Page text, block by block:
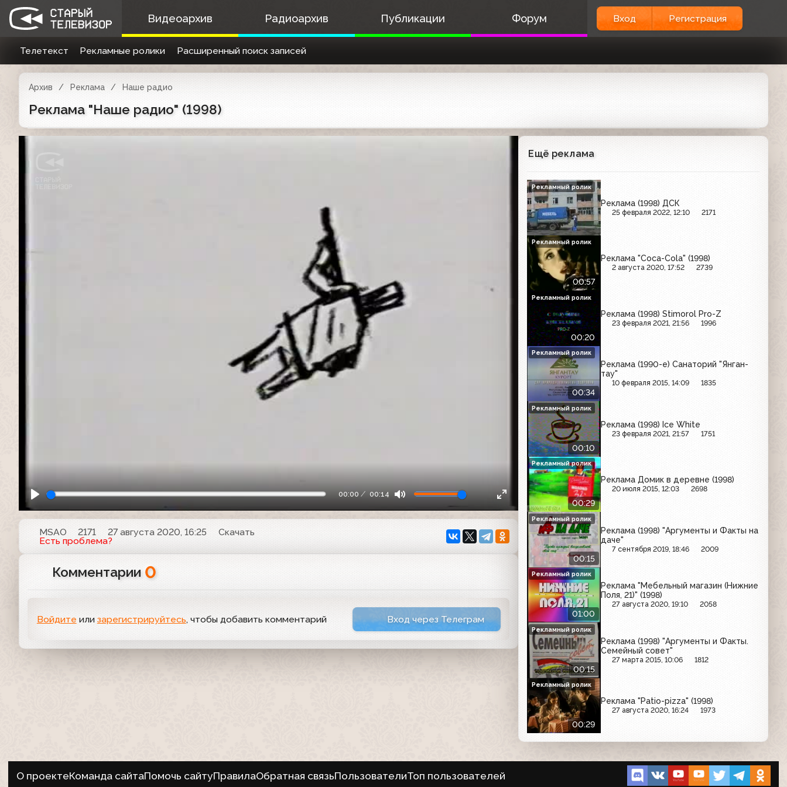
Видеоархив Радиоархив Публикации Форум Вход Регистрация
Телетекст Рекламные ролики Расширенный поиск записей
Архив Реклама Наше радио
Реклама "Наше радио" (1998)
00:00 00:14
MSAO 2171 27 августа 2020, 16:25 Скачать
Есть проблема?
Комментарии 0
Войдите или зарегистрируйтесь, чтобы добавить комментарий Вход через Телеграм
Ещё реклама
Реклама (1998) ДСК
25 февраля 2022, 12:10 2171
Рекламный ролик
00:57
Реклама "Coca-Cola" (1998)
2 августа 2020, 17:52 2739
Рекламный ролик
00:20
Реклама (1998) Stimorol Pro-Z
23 февраля 2021, 21:56 1996
Рекламный ролик
00:34
Реклама (1990-е) Санаторий "Янган-
тау"
10 февраля 2015, 14:09 1835
Рекламный ролик
00:10
Реклама (1998) Ice White
23 февраля 2021, 21:57 1751
Рекламный ролик
00:29
Реклама Домик в деревне (1998)
20 июля 2015, 12:03 2698
Рекламный ролик
00:15
Реклама (1998) "Аргументы и Факты на
даче"
7 сентября 2019, 18:46 2009
Рекламный ролик
01:00
Реклама "Мебельный магазин (Нижние
Поля, 21)" (1998)
27 августа 2020, 19:10 2058
Рекламный ролик
00:15
Реклама (1998) "Аргументы и Факты.
Семейный совет"
27 марта 2015, 10:06 1812
Рекламный ролик
00:29
Реклама "Patio-pizza" (1998)
27 августа 2020, 16:24 1973
Рекламный ролик
О проектеКоманда сайтаПомочь сайтуПравилаОбратная связьПользователиТоп пользователей